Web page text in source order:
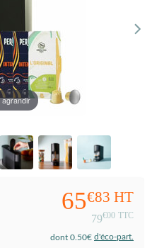
65€83 HT
79€00 TTC
dont 0.50€ d'éco-part.